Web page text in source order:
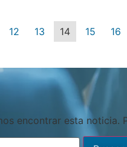
12 13 14 15 16
encontrar esta noticia.